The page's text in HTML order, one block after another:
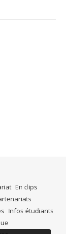
En clips
Infos étudiants